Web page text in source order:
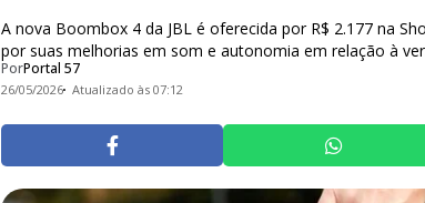
A nova Boombox 4 da JBL é oferecida por R$ 2.177 na
por suas melhorias em som e autonomia em relação à
PorPortal 57
26/05/2026 Atualizado às 07:12